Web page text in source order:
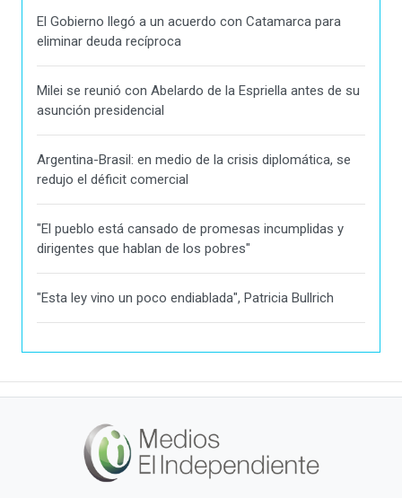
El Gobierno llegó a un acuerdo con Catamarca para
eliminar deuda recíproca
Milei se reunió con Abelardo de la Espriella antes de su
asunción presidencial
Argentina-Brasil: en medio de la crisis diplomática, se
redujo el déficit comercial
"El pueblo está cansado de promesas incumplidas y
dirigentes que hablan de los pobres"
"Esta ley vino un poco endiablada", Patricia Bullrich